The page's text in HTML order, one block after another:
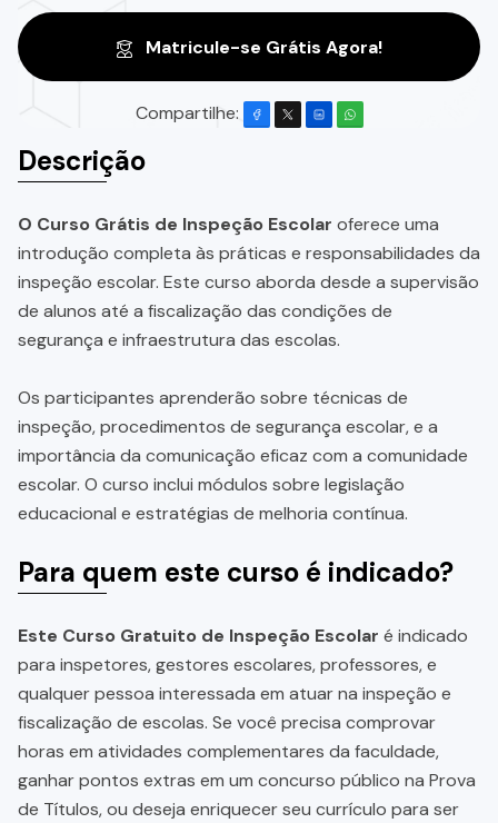
Matricule-se Grátis Agora!
Compartilhe:
Descrição
O Curso Grátis de Inspeção Escolar oferece uma
introdução completa às práticas e responsabilidades da
inspeção escolar. Este curso aborda desde a supervisão
de alunos até a fiscalização das condições de
segurança e infraestrutura das escolas.
Os participantes aprenderão sobre técnicas de
inspeção, procedimentos de segurança escolar, e a
importância da comunicação eficaz com a comunidade
escolar. O curso inclui módulos sobre legislação
educacional e estratégias de melhoria contínua.
Para quem este curso é indicado?
Este Curso Gratuito de Inspeção Escolar é indicado
para inspetores, gestores escolares, professores, e
qualquer pessoa interessada em atuar na inspeção e
fiscalização de escolas. Se você precisa comprovar
horas em atividades complementares da faculdade,
ganhar pontos extras em um concurso público na Prova
de Títulos, ou deseja enriquecer seu currículo para ser